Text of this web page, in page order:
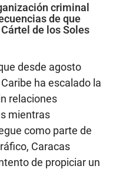
criminal
de que
de los Soles
desde agosto
ha escalado la
relaciones
mientras
como parte de
Caracas
de propiciar un